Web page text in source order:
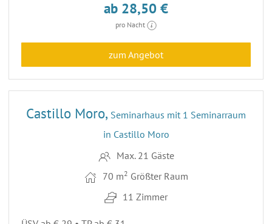
ab 28,50 €
pro Nacht
zum Angebot
25
Castillo Moro, Seminarhaus mit 1 Seminarraum
in Castillo Moro
Max. 21 Gäste
70 m2 Größter Raum
11 Zimmer